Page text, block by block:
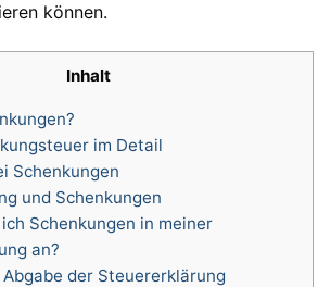
können.
Inhalt
im Detail
Schenkungen
und Schenkungen
Schenkungen in meiner
an?
der Steuererklärung